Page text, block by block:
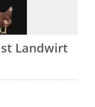
Landwirt